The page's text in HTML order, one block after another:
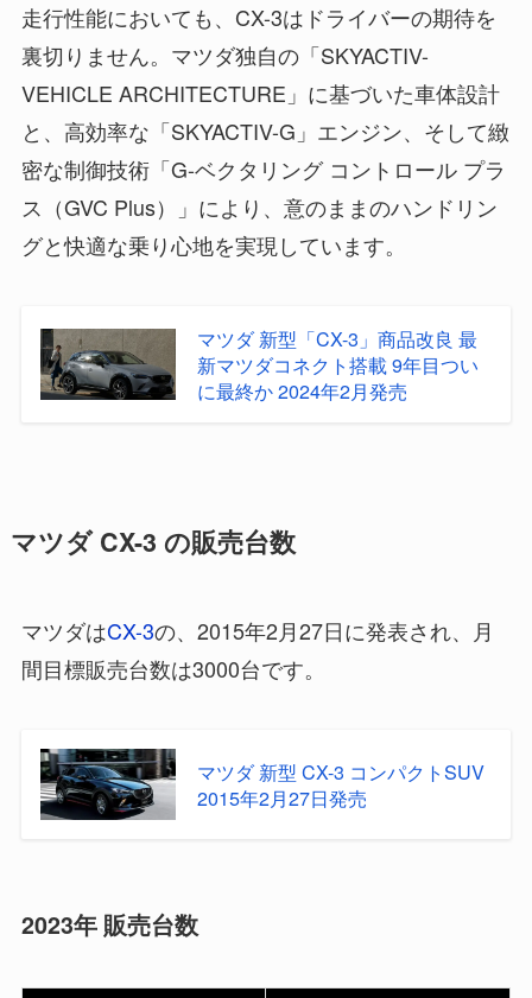
走行性能においても、CX-3はドライバーの期待を
裏切りません。マツダ独自の「SKYACTIV-
VEHICLE ARCHITECTURE」に基づいた車体設計
と、高効率な「SKYACTIV-G」エンジン、そして緻
密な制御技術「G-ベクタリング コントロール プラ
ス（GVC Plus）」により、意のままのハンドリン
グと快適な乗り心地を実現しています。
マツダ 新型「CX-3」商品改良 最
新マツダコネクト搭載 9年目つい
に最終か 2024年2月発売
マツダ CX-3 の販売台数
マツダはCX-3の、2015年2月27日に発表され、月
間目標販売台数は3000台です。
マツダ 新型 CX-3 コンパクトSUV
2015年2月27日発売
2023年 販売台数